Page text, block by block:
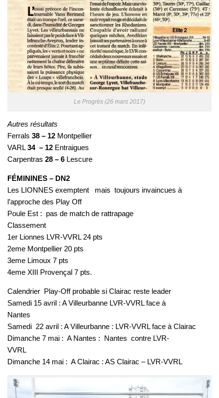
Le Progrès (26 mars 2017)
Autres résultats
Ferrals 38 – 12 Montpellier
VARL34 – 12 Entraigues
Carpentras 28 – 6 Lescure
FÉMININES – DN2
Les LIONNES exemptent mais toujours invaincues à
l’approche des Play Off
Poule Est : pas de match de rattrapage
Classement
1er Lionnes LVR-VVRL 24 pts
2eme Montpellier 20 pts
3eme Limoux 7 pts
4eme XIII Provençal 7 pts.
Calendrier Play-Off probable si Clairac reste leader
Samedi 15 avril : A Villeurbanne LVR-VVRL face à
Nantes
Samedi 22 avril : A Villeurbanne : LVR-VVRL face à Clairac
Dimanche 7 mai : A Nantes : Nantes contre LVR-
VVRL
Dimanche 14 mai : A Clairac : AS Clairac – LVR-VVRL